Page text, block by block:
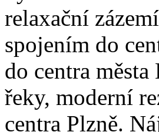
relaxační
spojením do
do centra
řeky, moderní
centra Plzně.